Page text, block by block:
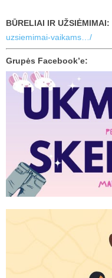
BŪRELIAI IR UŽSIĖMIMAI:
uzsiemimai-vaikams…/
Grupės Facebook’e: